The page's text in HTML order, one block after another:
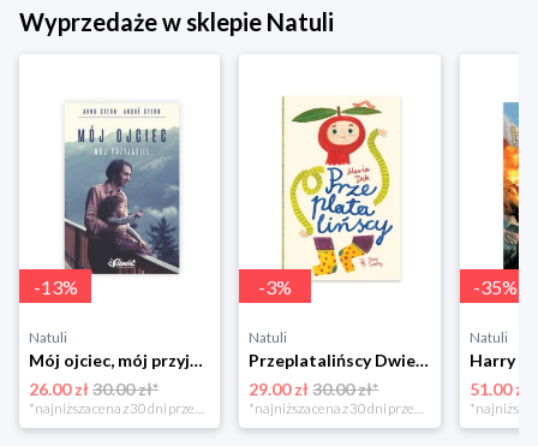
Wyprzedaże w sklepie Natuli
-13%
Natuli
Mój ojciec, mój przyjaciel Element
26.00 zł30.00 zł*
*najniższa cena z 30 dni przed obniżką
-3%
Natuli
Przeplatalińscy Dwie siostry
29.00 zł 30.00 zł*
*najniższa cena z 30 dni przed obniżką
-35%
Natuli
51.00 zł